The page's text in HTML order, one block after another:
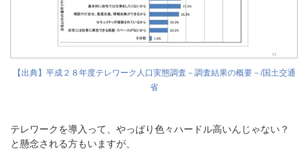
【出典】平成２８年度テレワーク人口実態調査－調査結果の概要－/国土交通
省
テレワークを導入って、やっぱり色々ハードル高いんじゃない？
と懸念される方もいますが、